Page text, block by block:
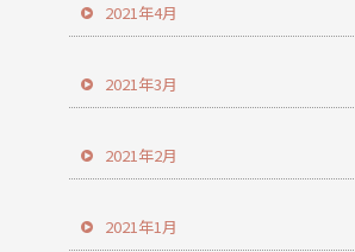
2021年4月
2021年3月
2021年2月
2021年1月